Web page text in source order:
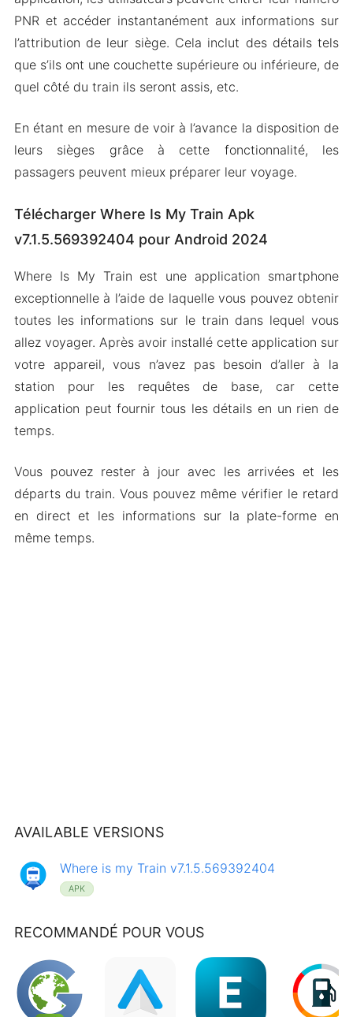
PNR et accéder instantanément aux informations sur
l’attribution de leur siège. Cela inclut des détails tels
que s’ils ont une couchette supérieure ou inférieure, de
quel côté du train ils seront assis, etc.
En étant en mesure de voir à l’avance la disposition de
leurs sièges grâce à cette fonctionnalité, les
passagers peuvent mieux préparer leur voyage.
Télécharger Where Is My Train Apk
v7.1.5.569392404 pour Android 2024
Where Is My Train est une application smartphone
exceptionnelle à l’aide de laquelle vous pouvez obtenir
toutes les informations sur le train dans lequel vous
allez voyager. Après avoir installé cette application sur
votre appareil, vous n’avez pas besoin d’aller à la
station pour les requêtes de base, car cette
application peut fournir tous les détails en un rien de
temps.
Vous pouvez rester à jour avec les arrivées et les
départs du train. Vous pouvez même vérifier le retard
en direct et les informations sur la plate-forme en
même temps.
AVAILABLE VERSIONS
Where is my Train v7.1.5.569392404
APK
RECOMMANDÉ POUR VOUS